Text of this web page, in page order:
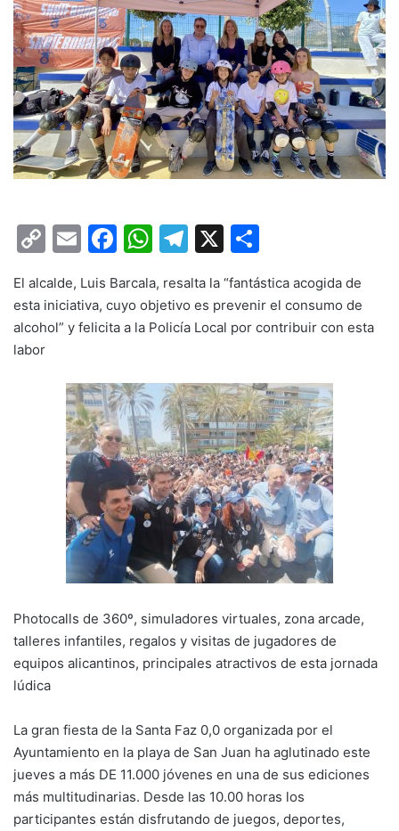
C
p
y
E
ai
l
F
c
e
o
o
k
W
at
s
p
p
T
e
gr
m
X
m
p
tir
El alcalde, Luis Barcala, resalta la “fantástica acogida de
esta iniciativa, cuyo objetivo es prevenir el consumo de
alcohol” y felicita a la Policía Local por contribuir con esta
labor
Photocalls de 360º, simuladores virtuales, zona arcade,
talleres infantiles, regalos y visitas de jugadores de
equipos alicantinos, principales atractivos de esta jornada
lúdica
La gran fiesta de la Santa Faz 0,0 organizada por el
Ayuntamiento en la playa de San Juan ha aglutinado este
jueves a más DE 11.000 jóvenes en una de sus ediciones
más multitudinarias. Desde las 10.00 horas los
participantes están disfrutando de juegos, deportes,